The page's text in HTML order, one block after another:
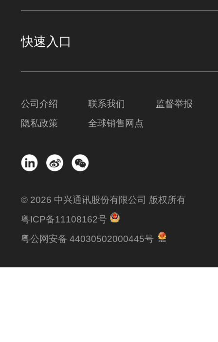
快速入口
公司介绍 联系我们
监督举报
隐私政策
全球销售网点
© 2026 中兴通讯股份有限公司 版权所有
粤ICP备11108162号
粤公网安备 44030502000445号